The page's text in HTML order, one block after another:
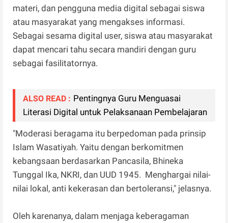
materi, dan pengguna media digital sebagai siswa
atau masyarakat yang mengakses informasi.
Sebagai sesama digital user, siswa atau masyarakat
dapat mencari tahu secara mandiri dengan guru
sebagai fasilitatornya.
ALSO READ : Pentingnya Guru Menguasai
Literasi Digital untuk Pelaksanaan Pembelajaran
"Moderasi beragama itu berpedoman pada prinsip
Islam Wasatiyah. Yaitu dengan berkomitmen
kebangsaan berdasarkan Pancasila, Bhineka
Tunggal Ika, NKRI, dan UUD 1945. Menghargai nilai-
nilai lokal, anti kekerasan dan bertoleransi," jelasnya.
Oleh karenanya, dalam menjaga keberagaman